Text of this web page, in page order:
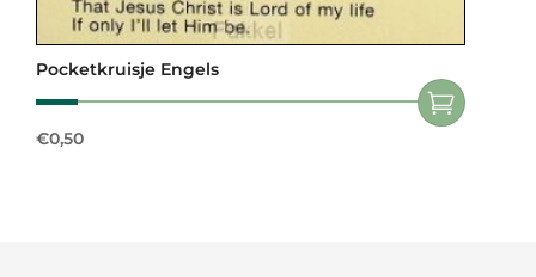
Pocketkruisje Engels
€0,50